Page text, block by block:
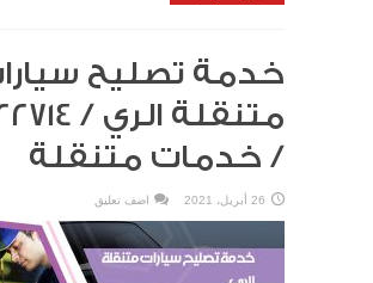
خدمة تصليح
/ خدمات متنقلة
26 أبريل، 2021 اضف تعليق